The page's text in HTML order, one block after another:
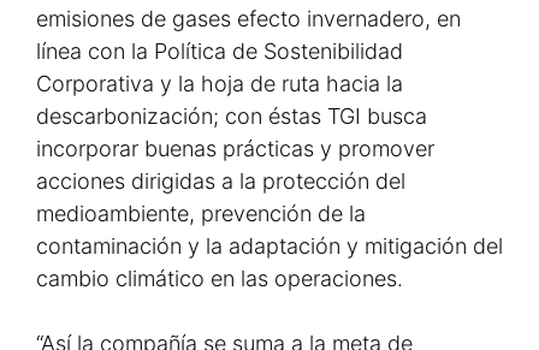
emisiones de gases efecto invernadero, en
línea con la Política de Sostenibilidad
Corporativa y la hoja de ruta hacia la
descarbonización; con éstas TGI busca
incorporar buenas prácticas y promover
acciones dirigidas a la protección del
medioambiente, prevención de la
contaminación y la adaptación y mitigación del
cambio climático en las operaciones.
“Así la compañía se suma a la meta de